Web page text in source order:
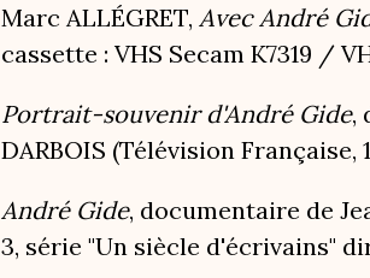
Marc ALLÉGRET, Avec André
cassette : VHS Secam K7319 /
Portrait-souvenir d'André Gide,
DARBOIS (Télévision Française,
André Gide, documentaire de
3, série "Un siècle d'écrivains"